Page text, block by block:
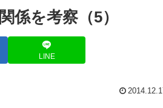
を考察（5）
LINE